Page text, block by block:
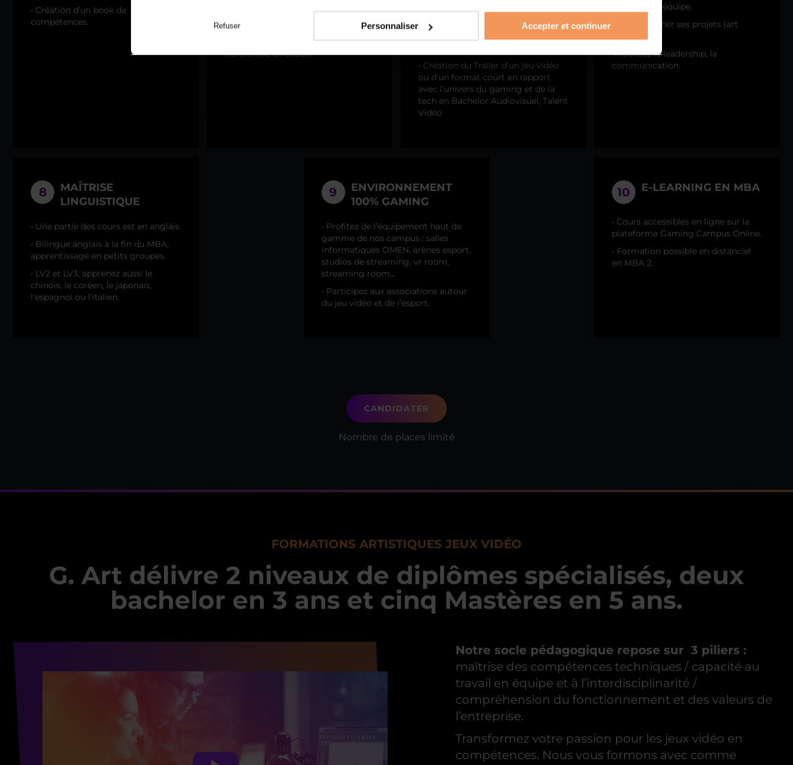
Refuser Personnaliser Accepter et continuer
• Création d’un book de
compétences.
manière simple et efficace.
• Cours envoyés en amont du projet,
puis votre intervenant se
transforme en coach.
toute l’année.
• Création du Trailer d’un jeu vidéo
ou d’un format court en rapport
avec l’univers du gaming et de la
tech en Bachelor Audiovisuel, Talent
Vidéo
• Évoluer en équipe.
• Savoir pitcher ses projets (art
•Maîtrisez le leadership, la
communication.
8
MAÎTRISE
LINGUISTIQUE
• Une partie des cours est en anglais.
• Bilingue anglais à la fin du MBA,
apprentissage en petits groupes.
• LV2 et LV3, apprenez aussi le
chinois, le coréen, le japonais,
l’espagnol ou l’italien.
9
ENVIRONNEMENT
100% GAMING
• Profitez de l’équipement haut de
gamme de nos campus : salles
informatiques OMEN, arènes esport,
studios de streaming, vr room,
streaming room…
• Participez aux associations autour
du jeu vidéo et de l’esport.
10 E-LEARNING EN MBA
• Cours accessibles en ligne sur la
plateforme Gaming Campus Online.
• Formation possible en distanciel
en MBA 2.
CANDIDATER
Nombre de places limité
FORMATIONS ARTISTIQUES JEUX VIDÉO
G. Art délivre 2 niveaux de diplômes spécialisés, deux
bachelor en 3 ans et cinq Mastères en 5 ans.
Notre socle pédagogique repose sur 3 piliers :
maîtrise des compétences techniques / capacité au
travail en équipe et à l’interdisciplinarité /
compréhension du fonctionnement et des valeurs de
l’entreprise.
Transformez votre passion pour les jeux vidéo en
compétences. Nous vous formons avec comme